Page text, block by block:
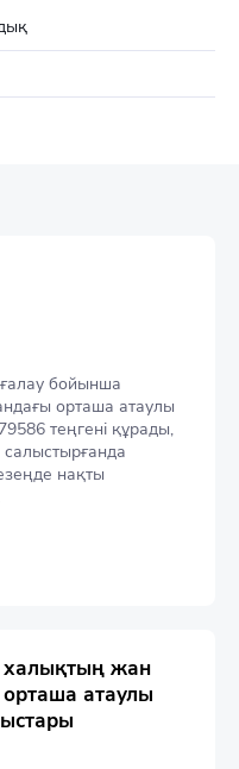
бойынша
орташа атаулы
теңгені құрады,
нақты
жан
атаулы